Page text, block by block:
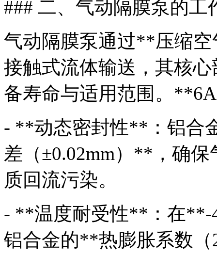
### 二、气动隔膜泵的工
气动隔膜泵通过**压缩
接触式流体输送，其核
备寿命与适用范围。
- **动态密封性**：铝合
差（±0.02mm）**，确
质回流污染。
- **温度耐受性**：在
铝合金的**热膨胀系数